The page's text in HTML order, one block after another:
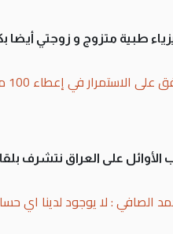
طبية متزوج و زوجتي
100 منحة دراسية للطلبة العراقيين في جامعاتها سنويا
الأوائل على العراق نتشرف
الصافي : لا يوجود لدينا اي